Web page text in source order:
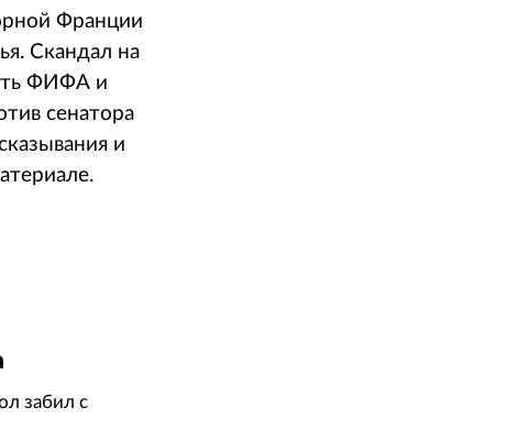
Франции
Скандал на
ФИФА и
сенатора
и
забил с